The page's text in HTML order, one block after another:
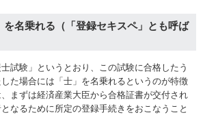
を名乗れる（「登録セキスペ」とも呼ば
士試験」というとおり、この試験に合格したう
た場合には「士」を名乗れるというのが特徴
まずは経済産業大臣から合格証書が交付され
なるために所定の登録手続きをおこなうこと